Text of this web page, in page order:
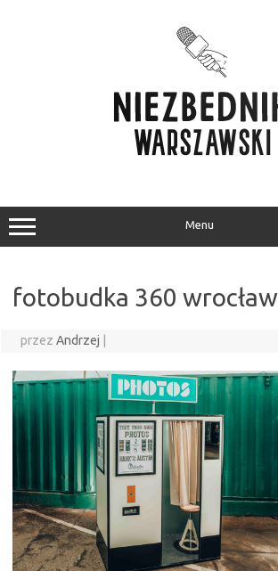
Menu
fotobudka 360 wrocław
przez Andrzej